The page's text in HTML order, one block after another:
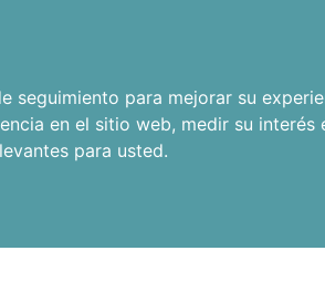
para mejorar su
en el sitio web, medir su interés
para usted.